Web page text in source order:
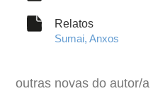
Relatos
Sumai, Anxos
outras novas do autor/a